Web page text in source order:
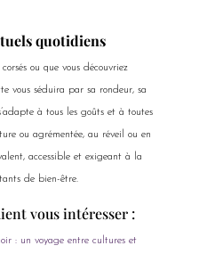
quotidiens
ou que vous découvriez
vous séduira par sa rondeur, sa
à tous les goûts et à toutes
ou agrémentée, au réveil ou en
accessible et exigeant à la
de bien-être.
vous intéresser :
: un voyage entre cultures et